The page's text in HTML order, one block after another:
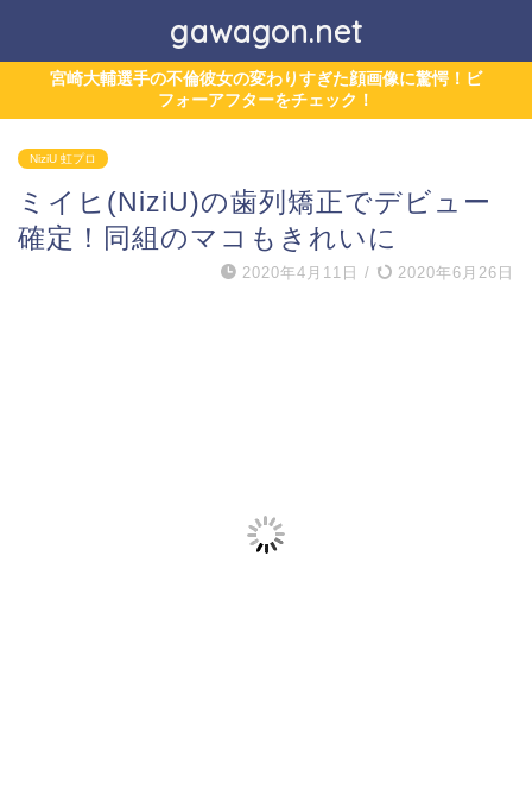
gawagon.net
宮崎大輔選手の不倫彼女の変わりすぎた顔画像に驚愕！ビ
フォーアフターをチェック！
NiziU 虹プロ
ミイヒ(NiziU)の歯列矯正でデビュー
確定！同組のマコもきれいに
2020年4月11日 / 2020年6月26日